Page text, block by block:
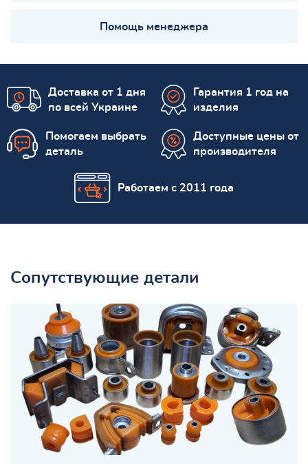
Помощь менеджера
Доставка от 1 дня
по всей Украине
Гарантия 1 год на
изделия
Помогаем выбрать
деталь
Доступные цены от
производителя
Работаем с 2011 года
Сопутствующие детали